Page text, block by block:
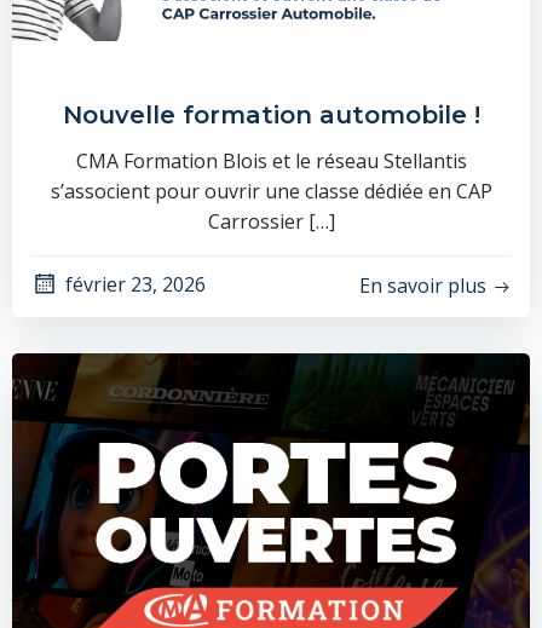
Nouvelle formation automobile !
CMA Formation Blois et le réseau Stellantis
s’associent pour ouvrir une classe dédiée en CAP
Carrossier […]
février 23, 2026 En savoir plus